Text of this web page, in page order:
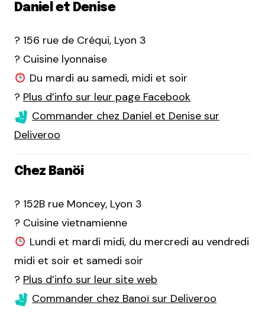
Daniel et Denise
? 156 rue de Créqui, Lyon 3
? Cuisine lyonnaise
Du mardi au samedi, midi et soir
? Plus d’info sur leur page Facebook
Commander chez Daniel et Denise sur
Deliveroo
Chez Banöi
? 152B rue Moncey, Lyon 3
? Cuisine vietnamienne
Lundi et mardi midi, du mercredi au vendredi
midi et soir et samedi soir
? Plus d’info sur leur site web
Commander chez Banoï sur Deliveroo